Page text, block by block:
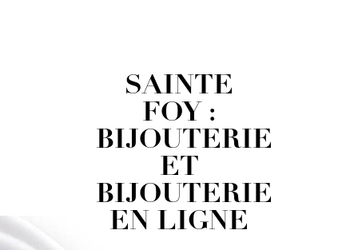
SAINTE
FOY :
BIJOUTERIE
ET
BIJOUTERIE
EN LIGNE